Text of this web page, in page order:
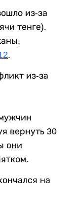
из-за
тенге).
.
из-за
вернуть 30
они
на